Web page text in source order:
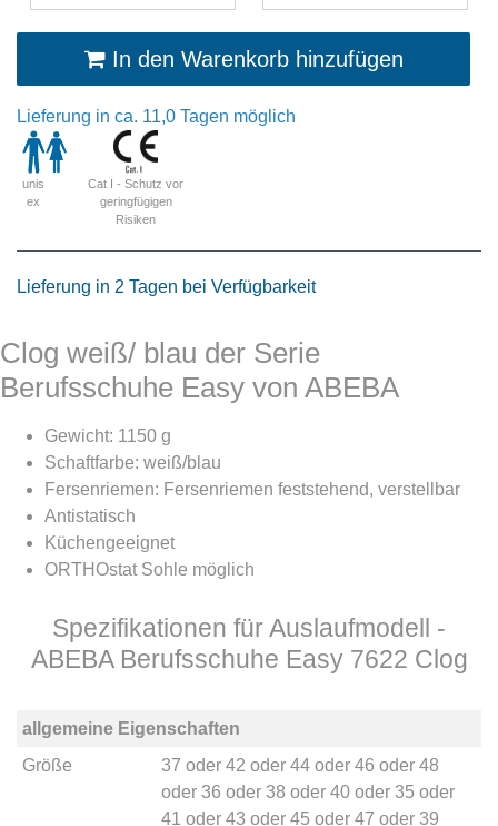
In den Warenkorb hinzufügen
Lieferung in ca. 11,0 Tagen möglich
unis
ex
Cat I - Schutz vor
geringfügigen
Risiken
Lieferung in 2 Tagen bei Verfügbarkeit
Clog weiß/ blau der Serie
Berufsschuhe Easy von ABEBA
Gewicht: 1150 g
Schaftfarbe: weiß/blau
Fersenriemen: Fersenriemen feststehend, verstellbar
Antistatisch
Küchengeeignet
ORTHOstat Sohle möglich
Spezifikationen für Auslaufmodell -
ABEBA Berufsschuhe Easy 7622 Clog
allgemeine Eigenschaften
Größe
37 oder 42 oder 44oder 46 oder 48
oder 36 oder 38 oder 40oder 35 oder
41 oder 43 oder 45 oder 47 oder 39